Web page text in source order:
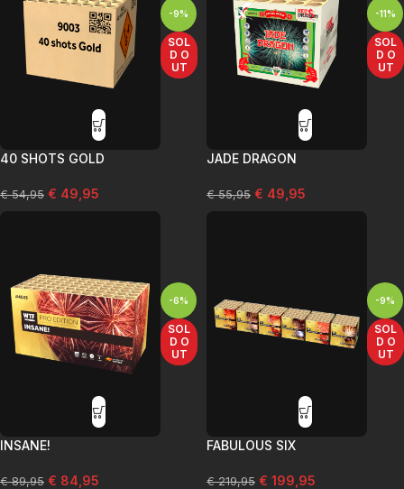
-9%
SOL
D O
UT
40 SHOTS GOLD
€54,95 € 49,95
-11%
SOL
D O
UT
JADE DRAGON
€55,95 € 49,95
-6%
SOL
D O
UT
INSANE!
€89,95 € 84,95
-9%
SOL
D O
UT
FABULOUS SIX
€219,95 € 199,95